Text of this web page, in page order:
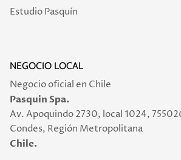
Estudio Pasquín
NEGOCIO LOCAL
Negocio oficial en Chile
Pasquin Spa.
Av. Apoquindo 2730, local 1024,
Condes, Región Metropolitana
Chile.